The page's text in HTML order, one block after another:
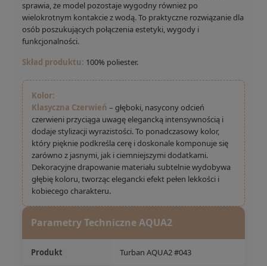
sprawia, że model pozostaje wygodny również po
wielokrotnym kontakcie z wodą. To praktyczne rozwiązanie dla
osób poszukujących połączenia estetyki, wygody i
funkcjonalności.
Skład produktu: 100% poliester.
Kolor:
Klasyczna Czerwień – głęboki, nasycony odcień
czerwieni przyciąga uwagę elegancką intensywnością i
dodaje stylizacji wyrazistości. To ponadczasowy kolor,
który pięknie podkreśla cerę i doskonale komponuje się
zarówno z jasnymi, jak i ciemniejszymi dodatkami.
Dekoracyjne drapowanie materiału subtelnie wydobywa
głębię koloru, tworząc elegancki efekt pełen lekkości i
kobiecego charakteru.
Parametry Techniczne AQUA2
Produkt Turban AQUA2 #043